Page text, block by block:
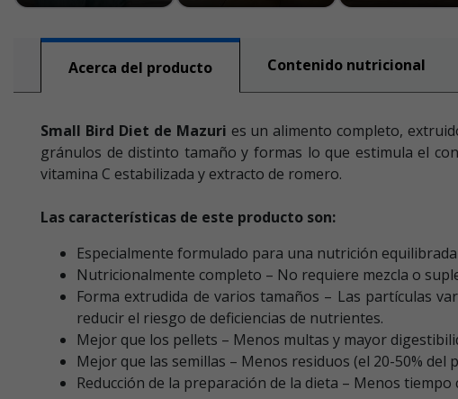
Acerca del producto Contenido nutricional
Small Bird Diet de Mazuri es un alimento completo,
gránulos de distinto tamaño y formas lo que estimula el
vitamina C estabilizada y extracto de romero.
Las características de este producto son:
Especialmente formulado para una nutrición
Nutricionalmente completo – No requiere mezcla o
Forma extrudida de varios tamaños – Las partículas
reducir el riesgo de deficiencias de nutrientes.
Mejor que los pellets – Menos multas y mayor
Mejor que las semillas – Menos residuos (el 20-50% del
Reducción de la preparación de la dieta – Menos